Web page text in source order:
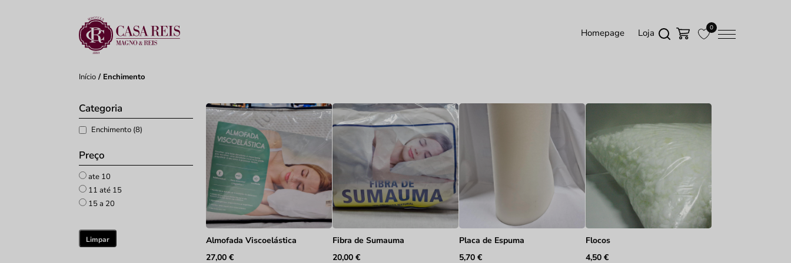
Homepage Loja 0
Início / Enchimento
Categoria
Enchimento (8)
Preço
ate 10
11 até 15
15 a 20
Limpar
Almofada Viscoelástica
27,00€
Fibra de Sumauma
20,00€
Placa de Espuma
5,70€
Flocos
4,50€